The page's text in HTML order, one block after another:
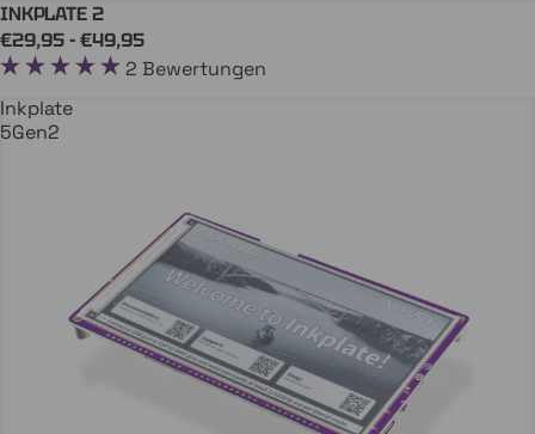
INKPLATE
In Den Einkaufswagen
INKPLATE 2
€29,95 - €49,95
2 Bewertungen
Inkplate
5Gen2